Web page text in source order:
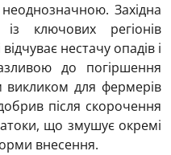
Західна
ключових регіонів
нестачу опадів і
до погіршення
для фермерів
після скорочення
що змушує окремі
внесення.